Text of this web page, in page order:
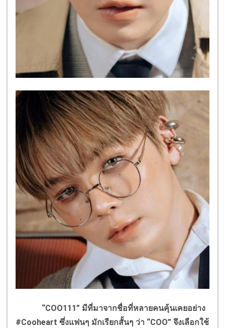
“COO111” มีที่มาจากชื่อที่หลายคนคุ้นเคยอย่าง
#Cooheart ซึ่งแฟนๆ มักเรียกสั้นๆ ว่า “COO” จึงเลือกใช้